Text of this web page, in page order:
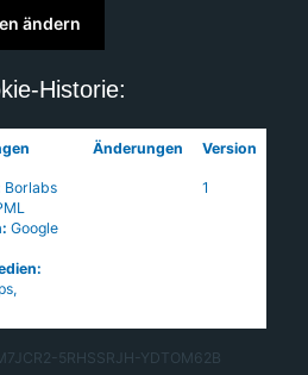
ändern
Historie:
Änderungen Version
Borlabs
: Google
:
,
1
5RHSSRJH-YDTOM62B